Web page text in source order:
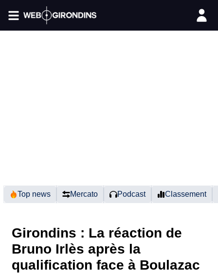
Top news Mercato Podcast Classement
Girondins : La réaction de
Bruno Irlès après la
qualification face à Boulazac